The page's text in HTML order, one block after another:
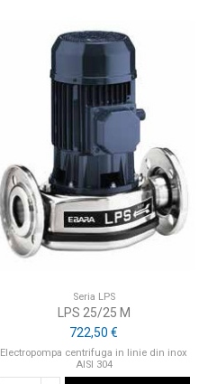
Seria LPS
LPS 25/25 M
722,50 €
Electropompa centrifuga in linie din inox
AISI 304